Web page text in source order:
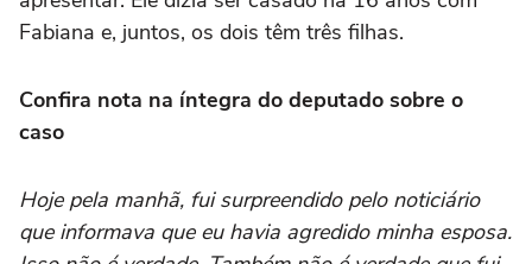
Fabiana e, juntos, os dois têm três filhas.
Confira nota na íntegra do deputado sobre o
caso
Hoje pela manhã, fui surpreendido pelo noticiário
que informava que eu havia agredido minha esposa.